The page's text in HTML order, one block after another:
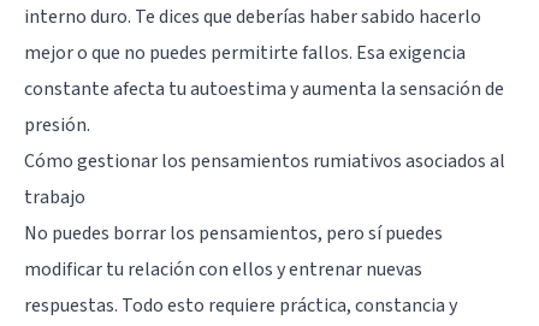
interno duro. Te dices que deberías haber sabido hacerlo
mejor o que no puedes permitirte fallos. Esa exigencia
constante afecta tu autoestima y aumenta la sensación de
presión.
Cómo gestionar los pensamientos rumiativos asociados al
trabajo
No puedes borrar los pensamientos, pero sí puedes
modificar tu relación con ellos y entrenar nuevas
respuestas. Todo esto requiere práctica, constancia y